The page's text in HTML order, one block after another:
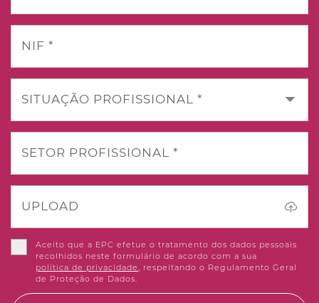
NIF *
SITUAÇÃO PROFISSIONAL *
SETOR PROFISSIONAL *
UPLOAD
Aceito que a EPC efetue o tratamento dos dados pessoais
recolhidos neste formulário de acordo com a sua
política de privacidade, respeitando o Regulamento Geral
de Proteção de Dados.